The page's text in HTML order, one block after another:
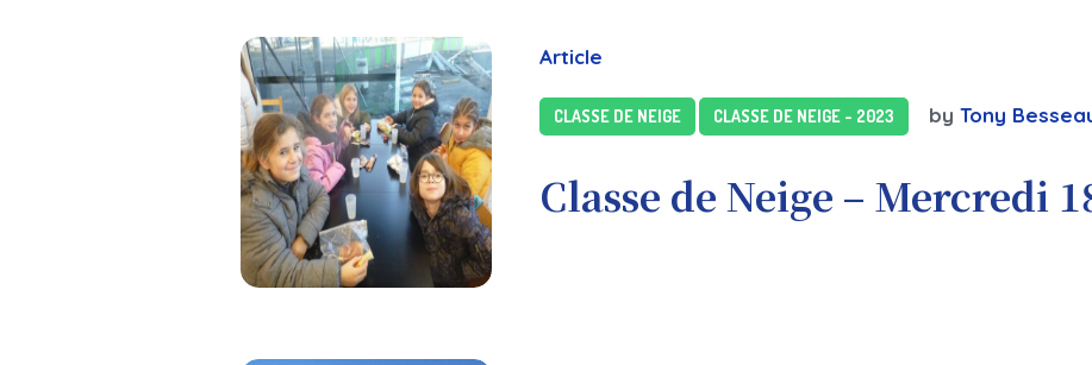
Article
CLASSE DE NEIGE CLASSE DE NEIGE - 2023 byTony
Classe de Neige – Mercredi